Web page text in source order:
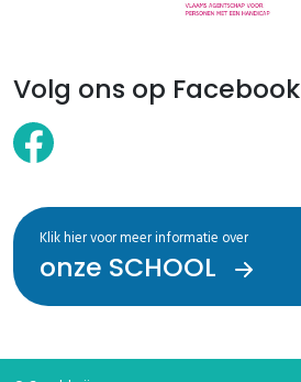
Volg ons op Facebook
Klik hier voor meer informatie over
onze SCHOOL